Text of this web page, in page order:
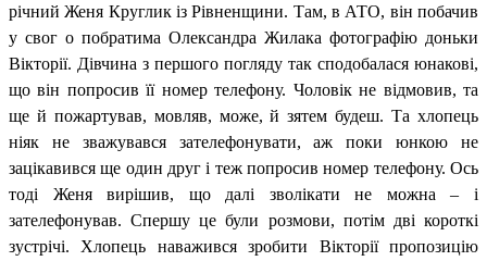
річний Женя Круглик із Рівненщини. Там, в АТО, він побачив
у свог о побратима Олександра Жилака фотографію доньки
Вікторії. Дівчина з першого погляду так сподобалася юнакові,
що він попросив її номер телефону. Чоловік не відмовив, та
ще й пожартував, мовляв, може, й зятем будеш. Та хлопець
ніяк не зважувався зателефонувати, аж поки юнкою не
зацікавився ще один друг і теж попросив номер телефону. Ось
тоді Женя вирішив, що далі зволікати не можна – і
зателефонував. Спершу це були розмови, потім дві короткі
зустрічі. Хлопець наважився зробити Вікторії пропозицію